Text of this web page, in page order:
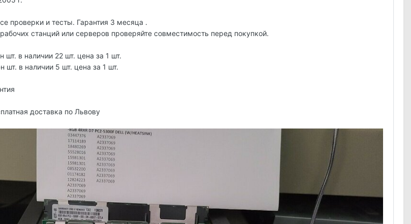
проверки и тесты. Гарантия 3 месяца .
станций или сeрвeров проверяйте совместимость перед покупкой.
шт. в наличии 22 шт. цена за 1 шт.
шт. в наличии 5 шт. цена за 1 шт.
доставка по Львову